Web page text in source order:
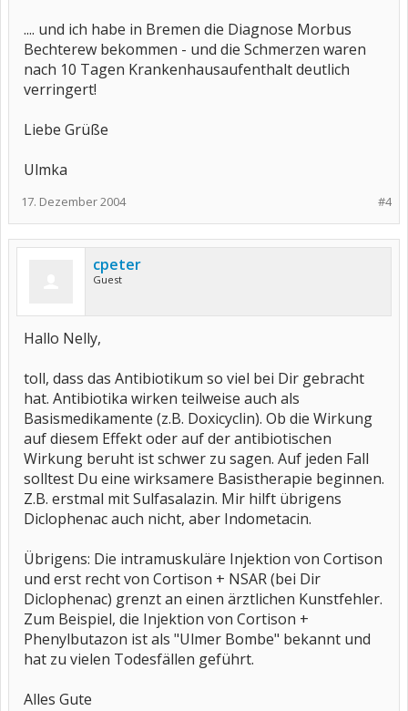
.... und ich habe in Bremen die Diagnose Morbus
Bechterew bekommen - und die Schmerzen waren
nach 10 Tagen Krankenhausaufenthalt deutlich
verringert!
Liebe Grüße
Ulmka
#4
17. Dezember 2004
cpeter
Guest
Hallo Nelly,
toll, dass das Antibiotikum so viel bei Dir gebracht
hat. Antibiotika wirken teilweise auch als
Basismedikamente (z.B. Doxicyclin). Ob die Wirkung
auf diesem Effekt oder auf der antibiotischen
Wirkung beruht ist schwer zu sagen. Auf jeden Fall
solltest Du eine wirksamere Basistherapie beginnen.
Z.B. erstmal mit Sulfasalazin. Mir hilft übrigens
Diclophenac auch nicht, aber Indometacin.
Übrigens: Die intramuskuläre Injektion von Cortison
und erst recht von Cortison + NSAR (bei Dir
Diclophenac) grenzt an einen ärztlichen Kunstfehler.
Zum Beispiel, die Injektion von Cortison +
Phenylbutazon ist als "Ulmer Bombe" bekannt und
hat zu vielen Todesfällen geführt.
Alles Gute